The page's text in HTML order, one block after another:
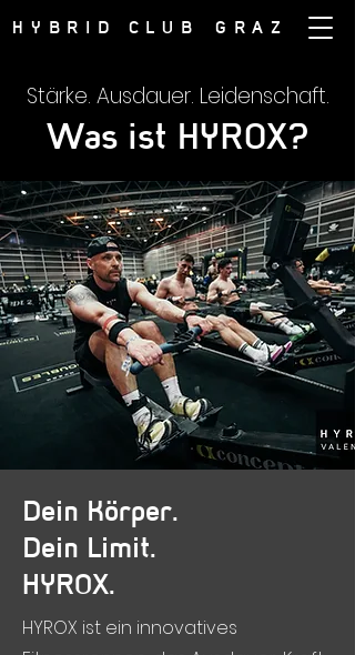
HYBRID CLUB GRAZ
Stärke. Ausdauer. Leidenschaft.
Was ist HYROX?
Dein Körper.
Dein Limit.
HYROX.
HYROX ist ein innovatives